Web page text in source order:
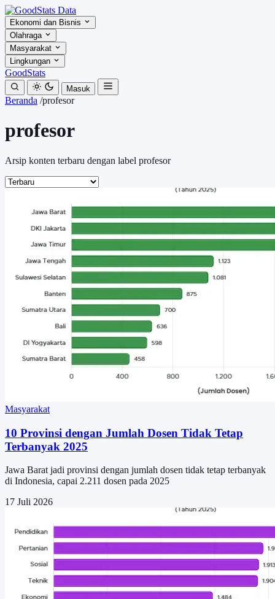
Ekonomi dan Bisnis
Olahraga
Masyarakat
Lingkungan
GoodStats
Masuk
Beranda /profesor
profesor
Arsip konten terbaru dengan label profesor
Masyarakat
10 Provinsi dengan Jumlah Dosen Tidak Tetap
Terbanyak 2025
Jawa Barat jadi provinsi dengan jumlah dosen tidak tetap terbanyak
di Indonesia, capai 2.211 dosen pada 2025
17 Juli 2026